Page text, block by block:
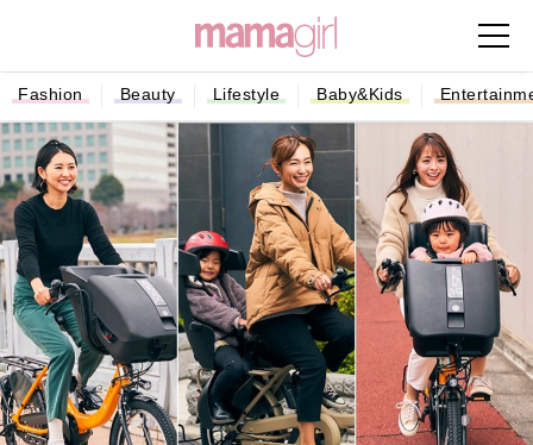
Fashion Beauty Lifestyle Baby&Kids